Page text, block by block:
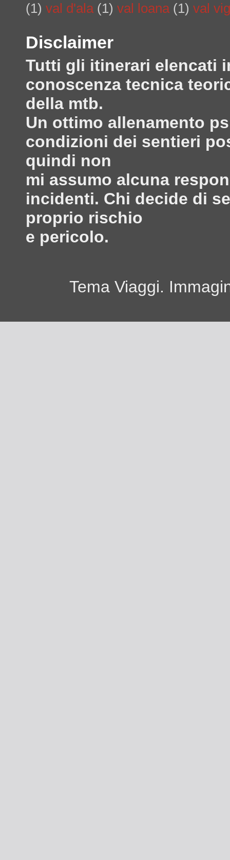
(1) val d'ala (1) val loana (1) val
Disclaimer
Tutti gli itinerari elencati
conoscenza tecnica
della mtb.
Un ottimo allenamento
condizioni dei sentieri
quindi non
mi assumo alcuna
incidenti. Chi decide di
proprio rischio
e pericolo.
Tema Viaggi.